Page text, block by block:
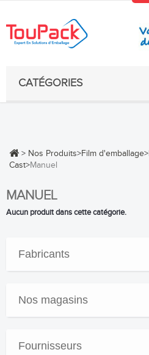
CATÉGORIES
> Nos Produits>Film d'emballage>
Cast>Manuel
MANUEL
Aucun produit dans cette catégorie.
Fabricants
Nos magasins
Fournisseurs